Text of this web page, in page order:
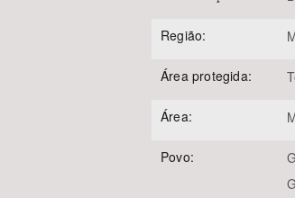
Região:
Área protegida:
Área:
Povo: